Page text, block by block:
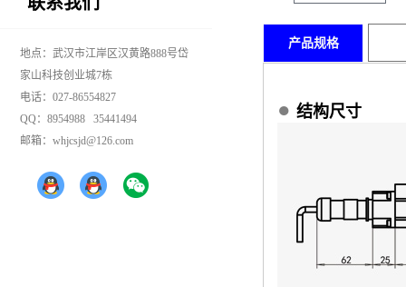
地点：武汉市江岸区汉黄路888号岱
家山科技创业城7栋
电话：027-86554827
QQ：8954988 35441494
邮箱：whjcsjd@126.com
产品规格
● 结构尺寸